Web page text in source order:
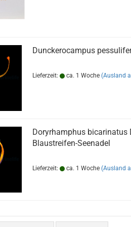
Dunckerocampus
Lieferzeit: ca. 1 Woche (Ausland
Doryrhamphus bicarinatus
Blaustreifen-Seenadel
Lieferzeit: ca. 1 Woche (Ausland